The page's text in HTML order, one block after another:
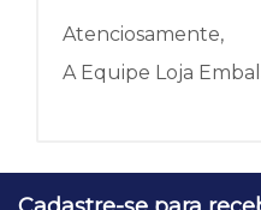
Atenciosamente,
A Equipe Loja